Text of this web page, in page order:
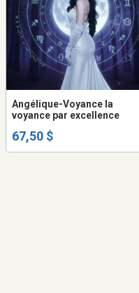
Angélique-Voyance la
voyance par excellence
67,50 $